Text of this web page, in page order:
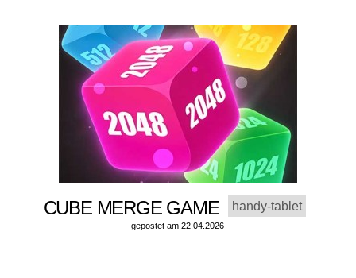
CUBE MERGE GAME handy-tablet
gepostet am 22.04.2026